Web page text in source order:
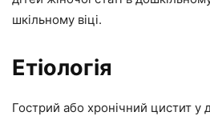
шкільному віці.
Етіологія
Гострий або хронічний цистит у